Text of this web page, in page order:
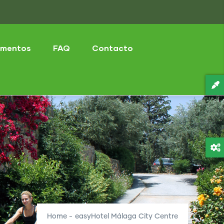
FAQ Contacto
Home - easyHotel Málaga City Centre